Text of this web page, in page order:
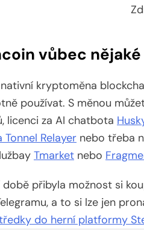
vůbec
kryptoměna
používat. S měnou
licenci za AI chatbota
Tonnel Relayer nebo třeba
Tmarket nebo
přibyla možnost si
a to si lze jen
do herní platformy